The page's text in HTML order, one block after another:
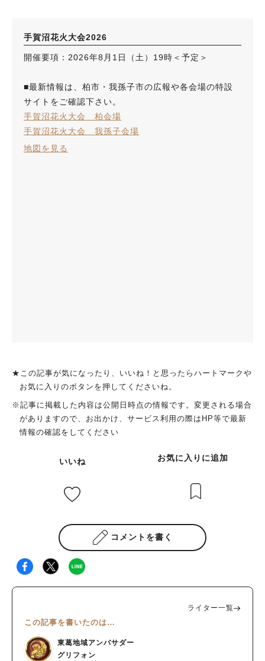
手賀沼花火大会2026
開催要項：2026年8月1日（土）19時＜予定＞
■最新情報は、柏市・我孫子市の広報や各会場の特設
サイトをご確認下さい。
手賀沼花火大会 柏会場
手賀沼花火大会 我孫子会場
地図を見る
★この記事が気になったり、いいね！と思ったらハートマークや
お気に入りのボタンを押してくださいね。
※記事に掲載した内容は公開日時点の情報です。変更される場合
がありますので、お出かけ、サービス利用の際はHP等で最新
情報の確認をしてください
いいね お気に入りに追加
コメントを書く
ライター一覧
この記事を書いたのは…
東葛地域アンバサダー
グリフォン